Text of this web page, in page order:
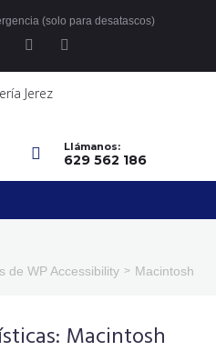
(solo para desatascos)
Llámanos:
629 562 186
de WP Accessibility > Macintosh
Macintosh